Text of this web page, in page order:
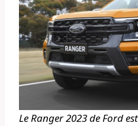
Le Ranger 2023 de Ford